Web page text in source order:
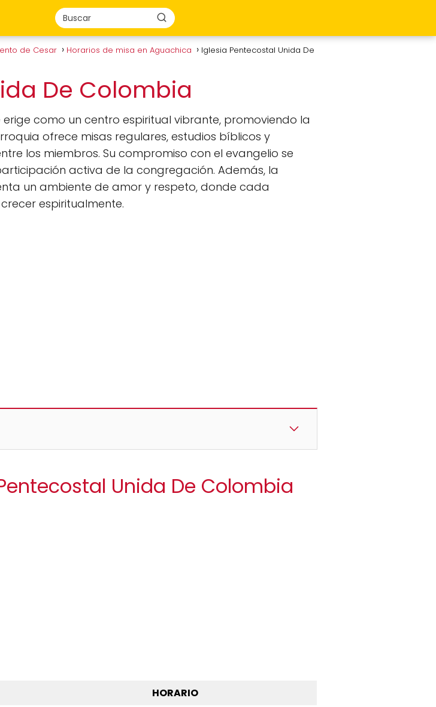
de Cesar Horarios de misa en Aguachica
Iglesia Pentecostal Unida De
De Colombia
erige como un centro espiritual vibrante, promoviendo la
ofrece misas regulares, estudios bíblicos y
los miembros. Su compromiso con el evangelio se
activa de la congregación. Además, la
un ambiente de amor y respeto, donde cada
espiritualmente.
Unida De Colombia
HORARIO